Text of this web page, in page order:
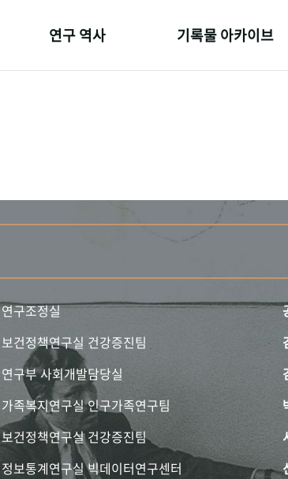
연구 역사 기록물 아카이브
연구조정실
보건정책연구실 건강증진팀
연구부 사회개발담당실
가족복지연구실 인구가족연구팀
보건정책연구실 건강증진팀
정보통계연구실 빅데이터연구센터